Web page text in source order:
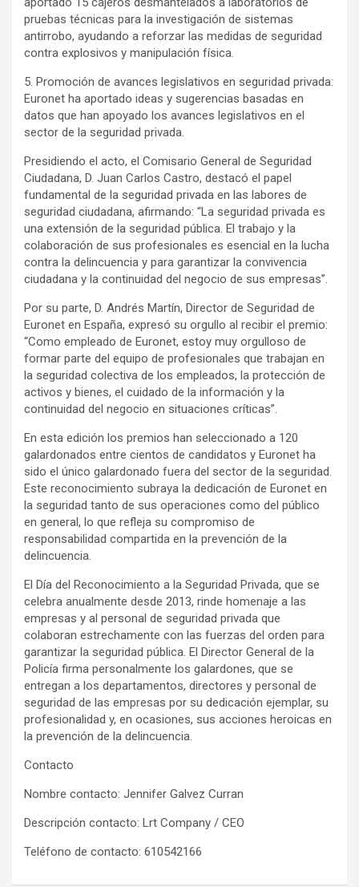
pruebas técnicas para la investigación de sistemas
antirrobo, ayudando a reforzar las medidas de seguridad
contra explosivos y manipulación física.
5. Promoción de avances legislativos en seguridad privada:
Euronet ha aportado ideas y sugerencias basadas en
datos que han apoyado los avances legislativos en el
sector de la seguridad privada.
Presidiendo el acto, el Comisario General de Seguridad
Ciudadana, D. Juan Carlos Castro, destacó el papel
fundamental de la seguridad privada en las labores de
seguridad ciudadana, afirmando: “La seguridad privada es
una extensión de la seguridad pública. El trabajo y la
colaboración de sus profesionales es esencial en la lucha
contra la delincuencia y para garantizar la convivencia
ciudadana y la continuidad del negocio de sus empresas”.
Por su parte, D. Andrés Martín, Director de Seguridad de
Euronet en España, expresó su orgullo al recibir el premio:
“Como empleado de Euronet, estoy muy orgulloso de
formar parte del equipo de profesionales que trabajan en
la seguridad colectiva de los empleados, la protección de
activos y bienes, el cuidado de la información y la
continuidad del negocio en situaciones críticas”.
En esta edición los premios han seleccionado a 120
galardonados entre cientos de candidatos y Euronet ha
sido el único galardonado fuera del sector de la seguridad.
Este reconocimiento subraya la dedicación de Euronet en
la seguridad tanto de sus operaciones como del público
en general, lo que refleja su compromiso de
responsabilidad compartida en la prevención de la
delincuencia.
El Día del Reconocimiento a la Seguridad Privada, que se
celebra anualmente desde 2013, rinde homenaje a las
empresas y al personal de seguridad privada que
colaboran estrechamente con las fuerzas del orden para
garantizar la seguridad pública. El Director General de la
Policía firma personalmente los galardones, que se
entregan a los departamentos, directores y personal de
seguridad de las empresas por su dedicación ejemplar, su
profesionalidad y, en ocasiones, sus acciones heroicas en
la prevención de la delincuencia.
Contacto
Nombre contacto: Jennifer Galvez Curran
Descripción contacto: Lrt Company / CEO
Teléfono de contacto: 610542166